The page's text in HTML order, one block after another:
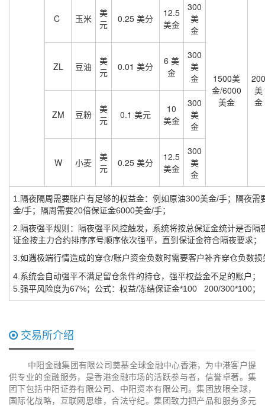
C 玉米
美
元
0.25 美分
12.5
美金
300
美
金
1500美
金/6000
美金
200
美
金
ZL 豆油
美
元
0.01 美分
6 美
金
300
美
金
ZM 豆粉
美
元
0.1 美元
10
美金
300
美
金
W 小麦
美
元
0.25 美分
12.5
美金
300
美
金
1.隔夜隔周需要账户有足够的权益金：例如原油300美金/手；隔夜需
金/手；隔周需要20倍保证金6000美金/手；
2. 隔夜强平规则：隔夜强平风控触发，系统将按总保证金统计是否隔
证金按主力合约排序序号顺序依次强平，直到保证金符合隔夜要求；
3. 如遇极端行情造成的穿仓/账户资金负数时需要客户补齐穿仓负数损
4. 系统会自动强平不满足留仓条件的持仓，强平权益金不足的账户；
5. 强平风险度为67%；公式：权益/冻结保证金*100 200/300*100；
交易所介绍
中阳金融集团有限公司奠基全球金融中心香港，为中港客户提
供专业的金融服务，是香港金融市场的活跃参与者，信誉卓著。集
团下包括中阳证券有限公司、中阳资本有限公司。集团放眼全球，
国际化战略，互联网思维，合法守纪。集团致力把产品和服务多元